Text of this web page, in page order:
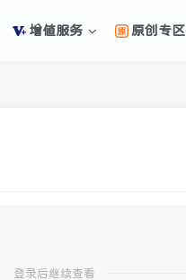
增值服务 原创专区
登录后继续查看